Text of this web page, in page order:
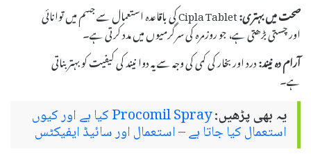
صحت میں بہتری:
Cipla Tablet کی باقاعدہ استعمال سے جسم میں توانائی
اور چستی بڑھتی ہے، جو روزمرہ کی سرگرمیوں میں مدد کرتی ہے۔
آرام دہ نیند:درد اور بخار کی کمی کی وجہ سے یہ دوا نیند کی کیفیت کو بہتر بناتی
ہے۔
یہ بھی پڑھیں: Procomil Spray کیا ہے اور کیوں
استعمال کیا جاتا ہے – استعمال اور سائیڈ ایفیکٹس